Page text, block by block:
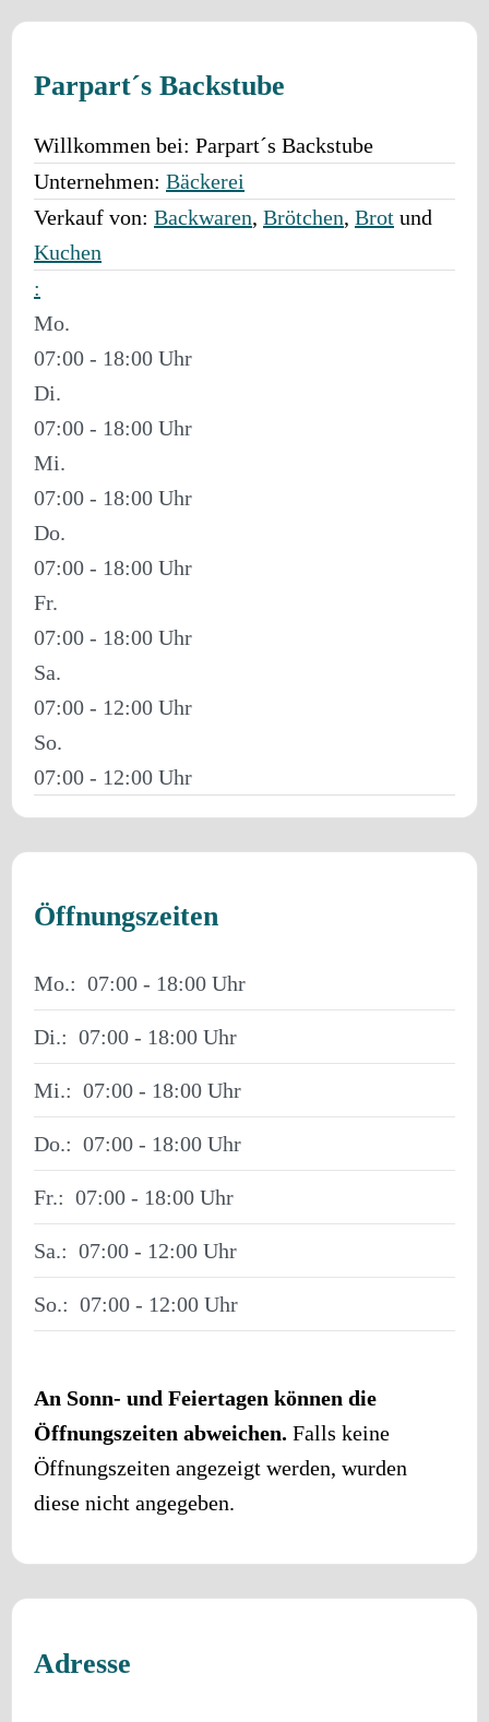
Parpart´s Backstube
Willkommen bei: Parpart´s Backstube
Unternehmen: Bäckerei
Verkauf von: Backwaren, Brötchen, Brot und
Kuchen
:
Mo.
07:00 - 18:00
Di.
07:00 - 18:00
Mi.
07:00 - 18:00
Do.
07:00 - 18:00
Fr.
07:00 - 18:00
Sa.
07:00 - 12:00
So.
07:00 - 12:00
Öffnungszeiten
Mo.: 07:00 - 18:00
Di.: 07:00 - 18:00
Mi.: 07:00 - 18:00
Do.: 07:00 - 18:00
Fr.: 07:00 - 18:00
Sa.: 07:00 - 12:00
So.: 07:00 - 12:00
An Sonn- und Feiertagen können die
Öffnungszeiten abweichen. Falls keine
Öffnungszeiten angezeigt werden, wurden
diese nicht angegeben.
Adresse